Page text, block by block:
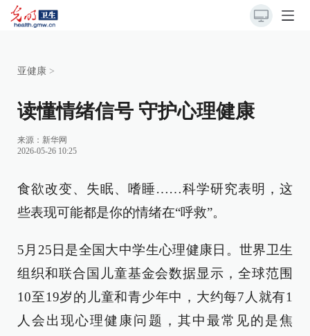
亚健康 >
读懂情绪信号 守护心理健康
来源： 新华网
2026-05-26 10:25
食欲改变、失眠、嗜睡……科学研究表明，这
些表现可能都是你的情绪在“呼救”。
5月25日是全国大中学生心理健康日。世界卫生
组织和联合国儿童基金会数据显示，全球范围
10至19岁的儿童和青少年中，大约每7人就有1
人会出现心理健康问题，其中最常见的是焦